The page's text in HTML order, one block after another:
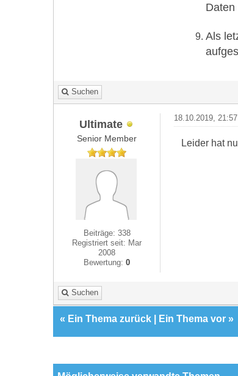
Daten
Als
Suchen
Ultimate
Senior Member
Beiträge: 338
Registriert seit: Mar
2008
Bewertung:0
18.10.2019, 21:57
Leider hat
Suchen
« Ein Thema zurück Ein Thema vor »